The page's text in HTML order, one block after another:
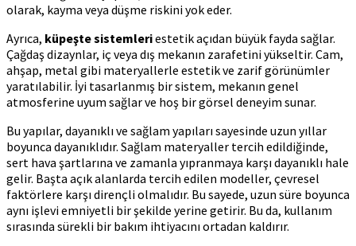
olarak, kayma veya düşme riskini yok eder.
Ayrıca, küpeşte sistemleriestetik açıdan büyük fayda sağlar.
Çağdaş dizaynlar, iç veya dış mekanın zarafetini yükseltir. Cam,
ahşap, metal gibi materyallerle estetik ve zarif görünümler
yaratılabilir. İyi tasarlanmış bir sistem, mekanın genel
atmosferine uyum sağlar ve hoş bir görsel deneyim sunar.
Bu yapılar, dayanıklı ve sağlam yapıları sayesinde uzun yıllar
boyunca dayanıklıdır. Sağlam materyaller tercih edildiğinde,
sert hava şartlarına ve zamanla yıpranmaya karşı dayanıklı hale
gelir. Başta açık alanlarda tercih edilen modeller, çevresel
faktörlere karşı dirençli olmalıdır. Bu sayede, uzun süre boyunca
aynı işlevi emniyetli bir şekilde yerine getirir. Bu da, kullanım
sırasında sürekli bir bakım ihtiyacını ortadan kaldırır.